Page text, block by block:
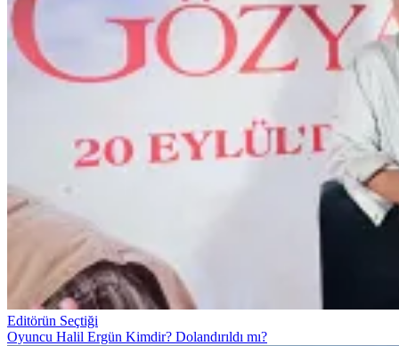
Editörün Seçtiği
Oyuncu Halil Ergün Kimdir? Dolandırıldı mı?